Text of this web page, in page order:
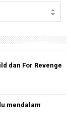
dan For Revenge
mendalam